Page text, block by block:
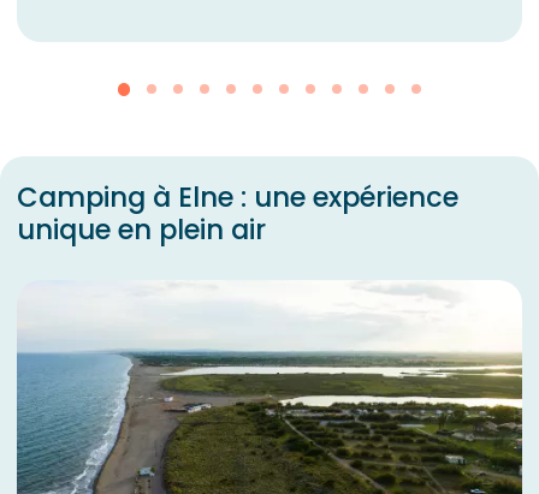
Camping à Elne : une expérience
unique en plein air